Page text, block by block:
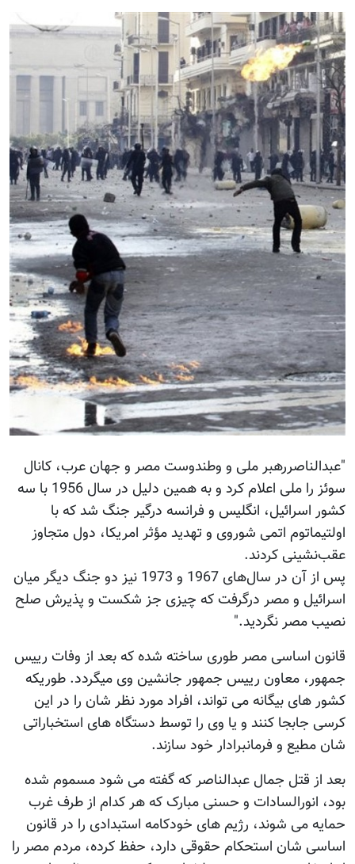
"عبدالناصررهبر ملی و وطندوست مصر و جهان عرب، کانال
سوئز را ملی اعلام کرد و به همین دلیل در سال 1956 با سه
کشور اسرائیل، انگلیس و فرانسه درگیر جنگ شد که با
اولتیماتوم اتمی شوروی و تهدید مؤثر امریکا، دول متجاوز
عقب‌نشینی کردند.
پس از آن در سال‌های 1967 و 1973 نیز دو جنگ دیگر میان
اسرائیل و مصر درگرفت که چیزی جز شکست و پذیرش صلح
نصیب مصر نگردید."
قانون اساسی مصر طوری ساخته شده که بعد از وفات رییس
جمهور، معاون رییس جمهور جانشین وی میگردد. طوریکه
کشور های بیگانه می تواند، افراد مورد نظر شان را در این
کرسی جابجا کنند و یا وی را توسط دستگاه های استخباراتی
شان مطیع و فرمانبرادار خود سازند.
بعد از قتل جمال عبدالناصر که گفته می شود مسموم شده
بود، انورالسادات و حسنی مبارک که هر کدام از طرف غرب
حمایه می شوند، رژیم های خودکامه استبدادی را در قانون
اساسی شان استحکام حقوقی دارد، حفظ کرده، مردم مصر را